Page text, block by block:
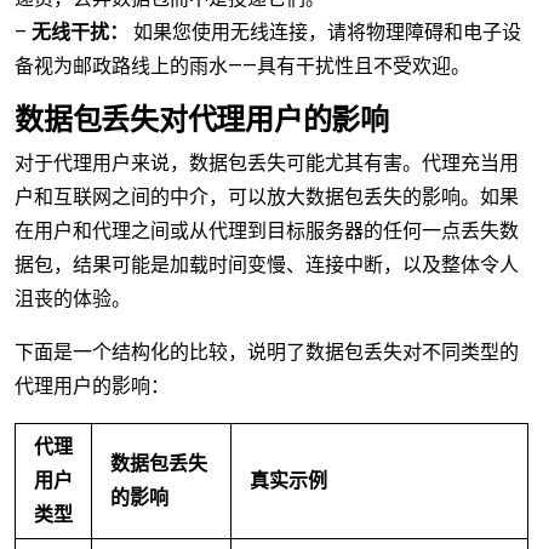
– 无线干扰：
如果您使用无线连接，请将物理障碍和电子设
备视为邮政路线上的雨水——具有干扰性且不受欢迎。
数据包丢失对代理用户的影响
对于代理用户来说，数据包丢失可能尤其有害。代理充当用
户和互联网之间的中介，可以放大数据包丢失的影响。如果
在用户和代理之间或从代理到目标服务器的任何一点丢失数
据包，结果可能是加载时间变慢、连接中断，以及整体令人
沮丧的体验。
下面是一个结构化的比较，说明了数据包丢失对不同类型的
代理用户的影响：
代理
用户
类型
数据包丢失
的影响
真实示例